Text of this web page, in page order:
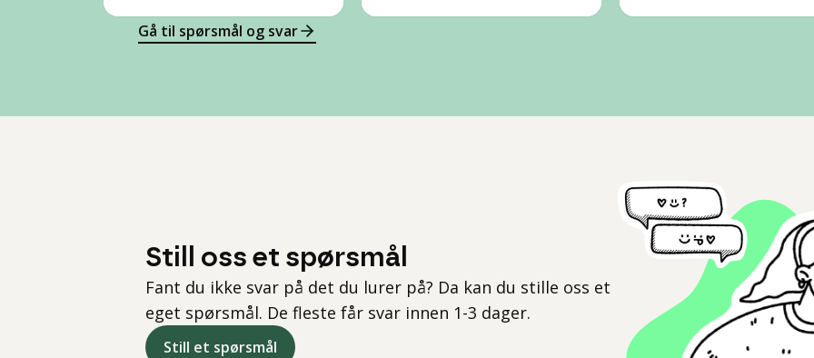
Gå til spørsmål og svar
Still oss et spørsmål
Fant du ikke svar på det du lurer på? Da kan du stille oss et
eget spørsmål. De fleste får svar innen 1-3 dager.
Still et spørsmål